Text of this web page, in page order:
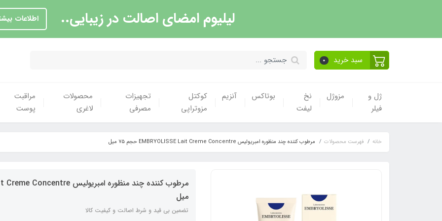
لیلیوم امضای اصالت در زیبایی.. اطلاعات
سبد خرید 0
ژل و
فیلر
مزوژل
نخ
لیفت
بوتاکس آنزیم
کوکتل
مزوتراپی
تجهیزات
مصرفی
محصولات
لاغری
مراقبت
پوست
خانه فهرست محصولات مرطوب کننده چند منظوره امبریولیس EMBRYOLISSE Lait Creme Concentre حجم ۷۵ میل
میل
تضمین بی قید و شرط اصالت و کیفیت کالا